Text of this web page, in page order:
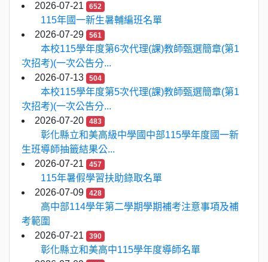
2026-07-21
652
115年國一新生暑輔編班名單
2026-07-29
561
本校115學年度第6次代理(課)教師甄選簡章(第1
次招考)(一次公告分...
2026-07-13
504
本校115學年度第5次代理(課)教師甄選簡章(第1
次招考)(一次公告分...
2026-07-20
483
彰化縣立和美高級中學國中部115學年度國一新
生班導師抽籤結果公...
2026-07-21
457
115年暑假學習扶助錄取名單
2026-07-09
428
高中部114學年第二學期學期補考注意事項及補
考範圍
2026-07-21
390
彰化縣立和美高中115學年度導師名單